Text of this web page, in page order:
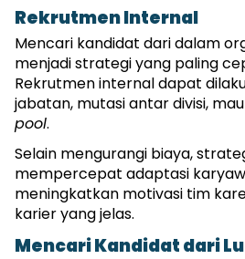
Rekrutmen Internal
Mencari kandidat dari dalam
menjadi strategi yang paling
Rekrutmen internal dapat
jabatan, mutasi antar divisi,
pool.
Selain mengurangi biaya,
mempercepat adaptasi
meningkatkan motivasi tim
karier yang jelas.
Mencari Kandidat dari